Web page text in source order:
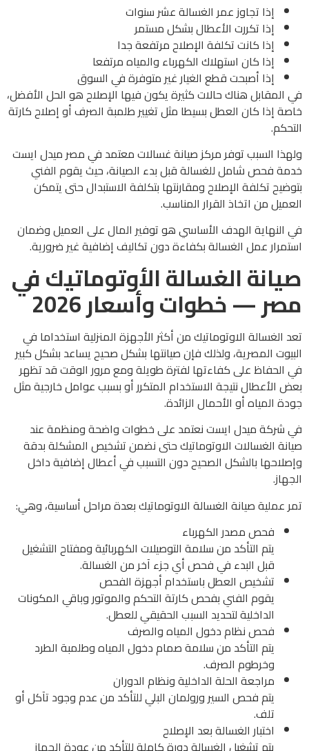
إذا تجاوز عمر الغسالة عشر سنوات
إذا تكررت الأعطال بشكل مستمر
إذا كانت تكلفة الإصلاح مرتفعة جدا
إذا كان استهلاك الكهرباء والمياه مرتفعا
إذا أصبحت قطع الغيار غير متوفرة في السوق
في المقابل هناك حالات كثيرة يكون فيها الإصلاح هو الحل الأفضل،
خاصة إذا كان العطل بسيطا مثل تغيير طلمبة الصرف أو إصلاح كارتة
التحكم.
ولهذا السبب توفر مركز صيانة غسالات معتمد في مصر ميدل ايست
خدمة فحص شامل للغسالة قبل بدء الصيانة، حيث يقوم الفني
بتوضيح تكلفة الإصلاح ومقارنتها بتكلفة الاستبدال حتى يتمكن
العميل من اتخاذ القرار المناسب.
في النهاية الهدف الأساسي هو توفير المال على العميل وضمان
استمرار عمل الغسالة بكفاءة دون تكاليف إضافية غير ضرورية.
صيانة الغسالة الأوتوماتيك في
مصر — خطوات وأسعار 2026
تعد الغسالة الاوتوماتيك من أكثر الأجهزة المنزلية استخداما في
البيوت المصرية، ولذلك فإن صيانتها بشكل صحيح يساعد بشكل كبير
في الحفاظ على كفاءتها لفترة طويلة ومع مرور الوقت قد تظهر
بعض الأعطال نتيجة الاستخدام المتكرر أو بسبب عوامل خارجية مثل
جودة المياه أو الأحمال الزائدة.
في شركة ميدل ايست نعتمد على خطوات واضحة ومنظمة عند
صيانة الغسالات الاوتوماتيك حتى نضمن تشخيص المشكلة بدقة
وإصلاحها بالشكل الصحيح دون التسبب في أعطال إضافية داخل
الجهاز.
تمر عملية صيانة الغسالة الاوتوماتيك بعدة مراحل أساسية، وهي:
فحص مصدر الكهرباء
يتم التأكد من سلامة التوصيلات الكهربائية ومفتاح التشغيل
قبل البدء في فحص أي جزء آخر من الغسالة.
تشخيص العطل باستخدام أجهزة الفحص
يقوم الفني بفحص كارتة التحكم والموتور وباقي المكونات
الداخلية لتحديد السبب الحقيقي للعطل.
فحص نظام دخول المياه والصرف
يتم التأكد من سلامة صمام دخول المياه وطلمبة الطرد
وخرطوم الصرف.
مراجعة الحلة الداخلية ونظام الدوران
يتم فحص السير ورولمان البلي للتأكد من عدم وجود تآكل أو
تلف.
اختبار الغسالة بعد الإصلاح